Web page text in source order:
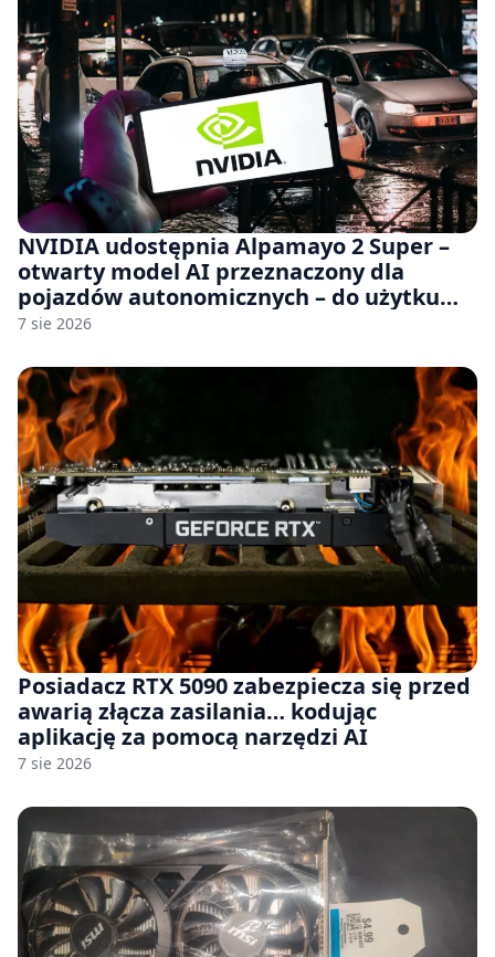
NVIDIA udostępnia Alpamayo 2 Super –
otwarty model AI przeznaczony dla
pojazdów autonomicznych – do użytku
komercyjnego
7 sie 2026
Posiadacz RTX 5090 zabezpiecza się przed
awarią złącza zasilania… kodując
aplikację za pomocą narzędzi AI
7 sie 2026